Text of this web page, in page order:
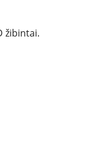
žibintai.